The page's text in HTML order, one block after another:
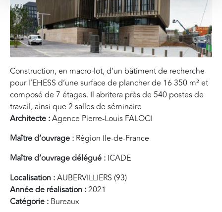
Construction, en macro-lot, d’un bâtiment de recherche
pour l’EHESS d’une surface de plancher de 16 350 m² et
composé de 7 étages. Il abritera près de 540 postes de
travail, ainsi que 2 salles de séminaire
Architecte :Agence Pierre-Louis FALOCI
Maître d’ouvrage : Région Ile-de-France
Maître d’ouvrage délégué : ICADE
Localisation :AUBERVILLIERS (93)
Année de réalisation :2021
Catégorie : Bureaux